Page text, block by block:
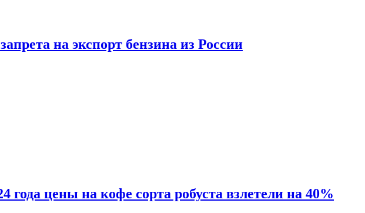
на экспорт бензина из России
года цены на кофе сорта робуста взлетели на 40%